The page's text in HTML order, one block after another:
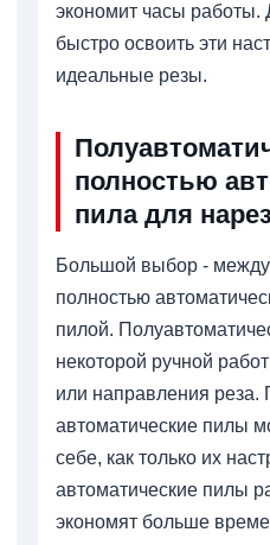
экономит часы работы.
быстро освоить эти
идеальные резы.
полностью
пила для
Большой выбор - между
полностью
пилой.
некоторой ручной
или направления реза.
автоматические пилы
себе, как только их
автоматические пилы
экономят больше